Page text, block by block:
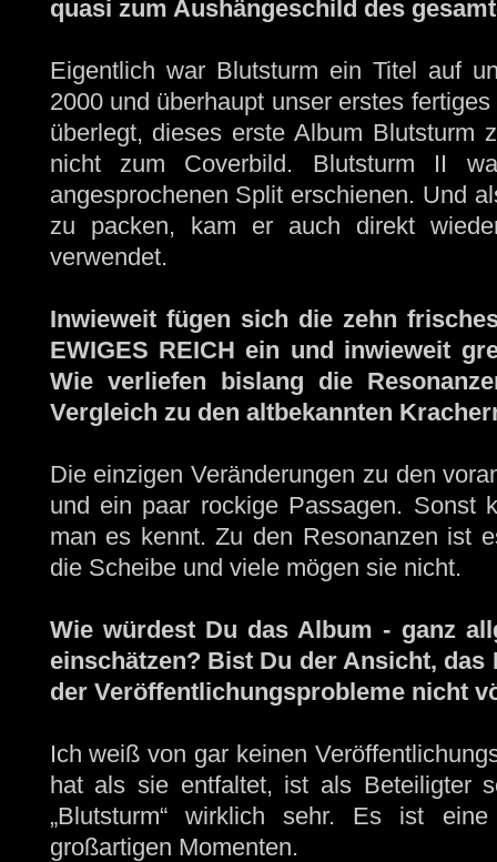
quasi zum Aushängeschild des
Eigentlich war Blutsturm ein Titel auf
2000 und überhaupt unser erstes
überlegt, dieses erste Album Blutsturm
nicht zum Coverbild. Blutsturm II
angesprochenen Split erschienen. Und
zu packen, kam er auch direkt
verwendet.
Inwieweit fügen sich die zehn
EWIGES REICH ein und inwieweit
Wie verliefen bislang die
Vergleich zu den altbekannten
Die einzigen Veränderungen zu den
und ein paar rockige Passagen. Sonst
man es kennt. Zu den Resonanzen ist
die Scheibe und viele mögen sie nicht.
Wie würdest Du das Album - ganz
einschätzen? Bist Du der Ansicht,
der Veröffentlichungsprobleme nicht
Ich weiß von gar keinen
hat als sie entfaltet, ist als Beteiligter
„Blutsturm“ wirklich sehr. Es ist
großartigen Momenten.